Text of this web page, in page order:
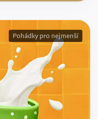
Pohádky pro nejmenší